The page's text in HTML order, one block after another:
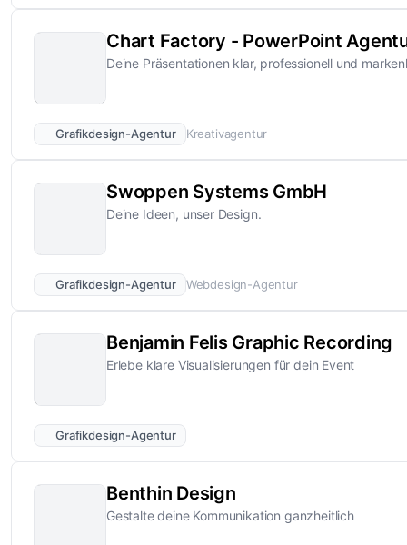
Chart Factory - PowerPoint
Deine Präsentationen klar, professionell und
Grafikdesign-Agentur Kreativagentur
Swoppen Systems GmbH
Deine Ideen, unser Design.
Grafikdesign-Agentur Webdesign-Agentur
Benjamin Felis Graphic Recording
Erlebe klare Visualisierungen für dein Event
Grafikdesign-Agentur
Benthin Design
Gestalte deine Kommunikation ganzheitlich